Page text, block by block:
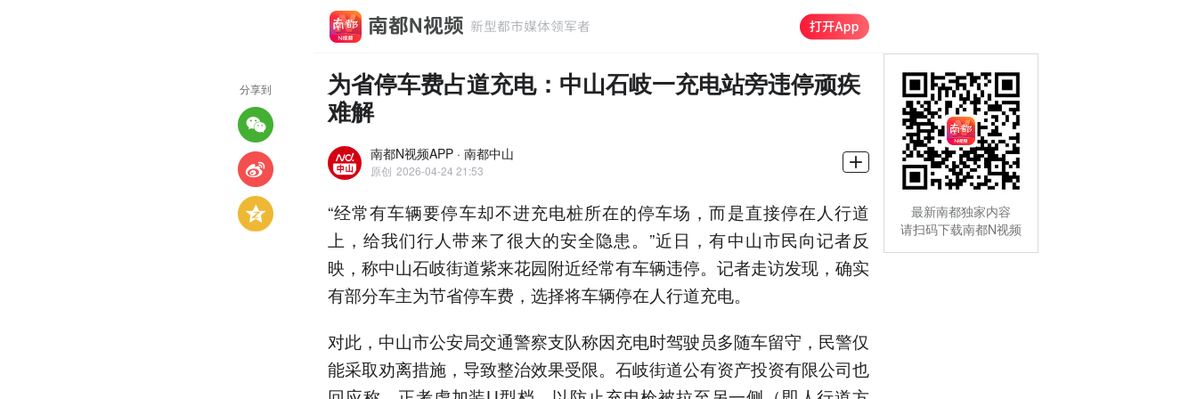
为省停车费占道充电：中山石岐一充电站旁违停顽疾
难解
南都N视频APP · 南都中山
原创 2026-04-24 21:53
“经常有车辆要停车却不进充电桩所在的停车场，而是直接停在人行道
上，给我们行人带来了很大的安全隐患。”近日，有中山市民向记者反
映，称中山石岐街道紫来花园附近经常有车辆违停。记者走访发现，确实
有部分车主为节省停车费，选择将车辆停在人行道充电。
对此，中山市公安局交通警察支队称因充电时驾驶员多随车留守，民警仅
能采取劝离措施，导致整治效果受限。石岐街道公有资产投资有限公司也
分享到
最新南都独家内容
请扫码下载南都N视频